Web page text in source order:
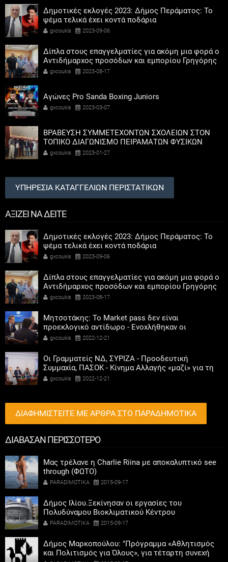
Δημοτικές εκλογές 2023: Δήμος Περάματος: Το
ψέμα τελικά έχει κοντά ποδάρια
gxcoukis 2023-09-06
Δίπλα στους επαγγελματίες για ακόμη μια φορά ο
Αντιδήμαρχος προσόδων και εμπορίου Γρηγόρης
Καψοκόλης
gxcoukis 2023-08-17
Αγώνες Pro Sanda Boxing Juniors
gxcoukis 2023-03-07
ΒΡΑΒΕΥΣΗ ΣΥΜΜΕΤΕΧΟΝΤΩΝ ΣΧΟΛΕΙΩΝ ΣΤΟΝ
ΤΟΠΙΚΟ ΔΙΑΓΩΝΙΣΜΟ ΠΕΙΡΑΜΑΤΩΝ ΦΥΣΙΚΩΝ
ΕΠΙΣΤΗΜΩΝ
gxcoukis 2023-01-27
ΥΠΗΡΕΣΙΑ ΚΑΤΑΓΓΕΛΙΩΝ ΠΕΡΙΣΤΑΤΙΚΩΝ
ΑΞΙΖΕΙ ΝΑ ΔΕΙΤΕ
Δημοτικές εκλογές 2023: Δήμος Περάματος: Το
ψέμα τελικά έχει κοντά ποδάρια
gxcoukis 2023-09-06
Δίπλα στους επαγγελματίες για ακόμη μια φορά ο
Αντιδήμαρχος προσόδων και εμπορίου Γρηγόρης
Καψοκόλης
gxcoukis 2023-08-17
Μητσοτάκης: Το Market pass δεν είναι
προεκλογικό αντίδωρο - Ενοχλήθηκαν οι
αριστεροί του χαβιαριού
gxcoukis 2022-12-21
Οι Γραμματείς ΝΔ, ΣΥΡΙΖΑ - Προοδευτική
Συμμαχία, ΠΑΣΟΚ - Κίνημα Αλλαγής «μαζί» για τη
συμμετοχή των γυναικών στην πολιτική
gxcoukis 2022-12-21
ΔΙΑΦΗΜΙΣΤΕΙΤΕ ΜΕ ΑΡΘΡΑ ΣΤΟ ΠΑΡΑΔΗΜΟΤΙΚΑ
ΔΙΑΒΑΣΑΝ ΠΕΡΙΣΣΟΤΕΡΟ
Μας τρέλανε η Charlie Riina με αποκαλυπτικό see
through (ΦΩΤΟ)
PARADIMOTIKA 2015-09-17
Δήμος Ιλίου.Ξεκίνησαν οι εργασίες του
Πολυδύναμου Βιοκλιματικού Κέντρου
PARADIMOTIKA 2015-09-17
Δήμος Μαρκοπούλου: "Πρόγραμμα «Αθλητισμός
και Πολιτισμός για Όλους», για τέταρτη συνεχή